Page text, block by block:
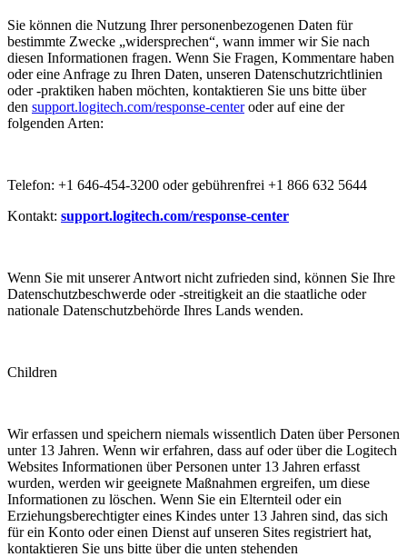
Sie können die Nutzung Ihrer personenbezogenen Daten für
bestimmte Zwecke „widersprechen“, wann immer wir Sie nach
diesen Informationen fragen. Wenn Sie Fragen, Kommentare haben
oder eine Anfrage zu Ihren Daten, unseren Datenschutzrichtlinien
oder -praktiken haben möchten, kontaktieren Sie uns bitte über
den support.logitech.com/response-centeroder auf eine der
folgenden Arten:
Telefon: +1 646-454-3200 oder gebührenfrei +1 866 632 5644
Kontakt: support.logitech.com/response-center
Wenn Sie mit unserer Antwort nicht zufrieden sind, können Sie Ihre
Datenschutzbeschwerde oder -streitigkeit an die staatliche oder
nationale Datenschutzbehörde Ihres Lands wenden.
Children
Wir erfassen und speichern niemals wissentlich Daten über Personen
unter 13 Jahren. Wenn wir erfahren, dass auf oder über die Logitech
Websites Informationen über Personen unter 13 Jahren erfasst
wurden, werden wir geeignete Maßnahmen ergreifen, um diese
Informationen zu löschen. Wenn Sie ein Elternteil oder ein
Erziehungsberechtigter eines Kindes unter 13 Jahren sind, das sich
für ein Konto oder einen Dienst auf unseren Sites registriert hat,
kontaktieren Sie uns bitte über die unten stehenden